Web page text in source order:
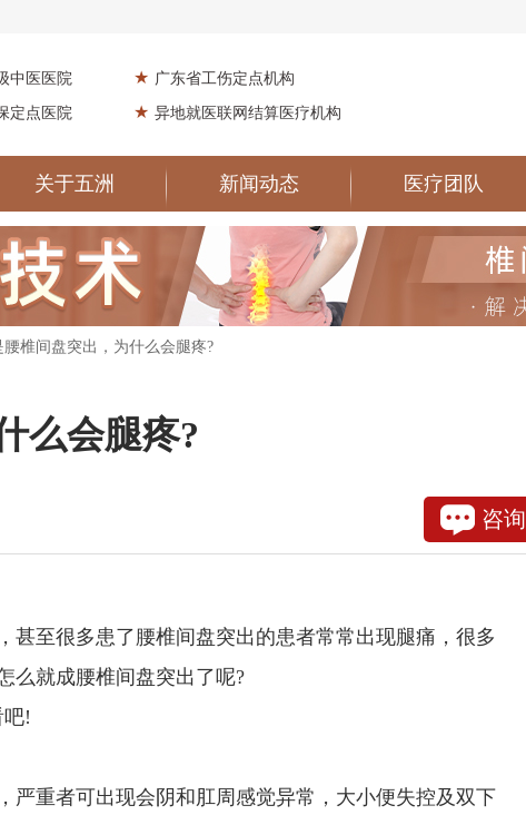
中医医院 ★ 广东省工伤定点机构
定点医院 ★ 异地就医联网结算医疗机构
关于五洲 新闻动态 医疗团队
腰椎间盘突出，为什么会腿疼?
么会腿疼?
咨询
至很多患了腰椎间盘突出的患者常常出现腿痛，很多
么就成腰椎间盘突出了呢?
!
重者可出现会阴和肛周感觉异常，大小便失控及双下